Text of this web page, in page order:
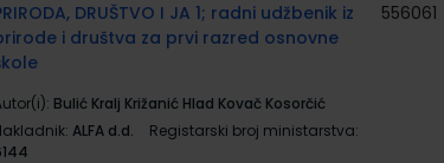
DRUŠTVO I JA 1; radni udžbenik iz
i društva za prvi razred osnovne
Bulić Kralj Križanić Hlad Kovač Kosorčić
ALFA d.d.
Registarski broj ministarstva:
556061